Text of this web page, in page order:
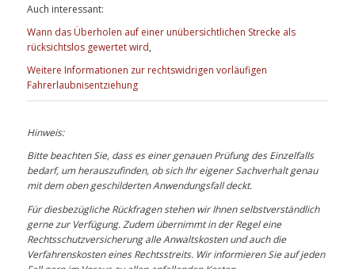
Auch interessant:
Wann das Überholen auf einer unübersichtlichen Strecke als
rücksichtslos gewertet wird,
Weitere Informationen zur rechtswidrigen vorläufigen
Fahrerlaubnisentziehung
Hinweis:
Bitte beachten Sie, dass es einer genauen Prüfung des Einzelfalls
bedarf, um herauszufinden, ob sich Ihr eigener Sachverhalt genau
mit dem oben geschilderten Anwendungsfall deckt.
Für diesbezügliche Rückfragen stehen wir Ihnen selbstverständlich
gerne zur Verfügung. Zudem übernimmt in der Regel eine
Rechtsschutzversicherung alle Anwaltskosten und auch die
Verfahrenskosten eines Rechtsstreits. Wir informieren Sie auf jeden